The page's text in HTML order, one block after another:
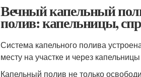
Вечный капельный
полив: капельницы,
Система капельного полива
месту на участке и через
Капельный полив не только